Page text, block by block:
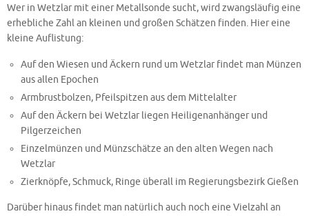
Wer in Wetzlar mit einer Metallsonde sucht, wird zwangsläufig eine
erhebliche Zahl an kleinen und großen Schätzen finden. Hier eine
kleine Auflistung:
Auf den Wiesen und Äckern rund um Wetzlar findet man Münzen
aus allen Epochen
Armbrustbolzen, Pfeilspitzen aus dem Mittelalter
Auf den Äckern bei Wetzlar liegen Heiligenanhänger und
Pilgerzeichen
Einzelmünzen und Münzschätze an den alten Wegen nach
Wetzlar
Zierknöpfe, Schmuck, Ringe überall im Regierungsbezirk Gießen
Darüber hinaus findet man natürlich auch noch eine Vielzahl an